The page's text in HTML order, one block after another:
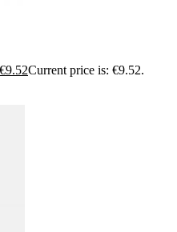
€9.52Current price is: €9.52.